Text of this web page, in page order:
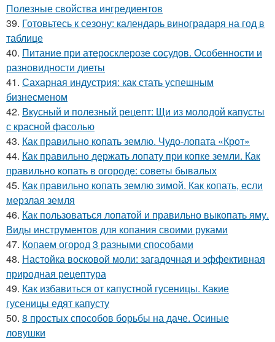
Полезные свойства ингредиентов
39. Готовьтесь к сезону: календарь виноградаря на год в
таблице
40. Питание при атеросклерозе сосудов. Особенности и
разновидности диеты
41. Сахарная индустрия: как стать успешным
бизнесменом
42. Вкусный и полезный рецепт: Щи из молодой капусты
с красной фасолью
43. Как правильно копать землю. Чудо-лопата «Крот»
44. Как правильно держать лопату при копке земли. Как
правильно копать в огороде: советы бывалых
45. Как правильно копать землю зимой. Как копать, если
мерзлая земля
46. Как пользоваться лопатой и правильно выкопать яму.
Виды инструментов для копания своими руками
47. Копаем огород 3 разными способами
48. Настойка восковой моли: загадочная и эффективная
природная рецептура
49. Как избавиться от капустной гусеницы. Какие
гусеницы едят капусту
50. 8 простых способов борьбы на даче. Осиные
ловушки